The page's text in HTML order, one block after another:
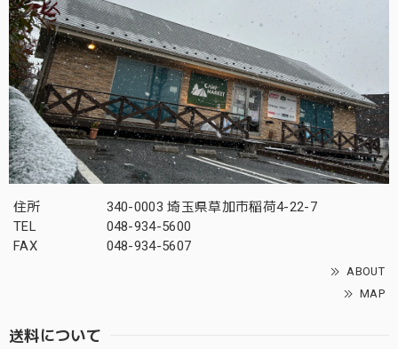
住所
340-0003 埼玉県草加市稲荷4-22-7
TEL
048-934-5600
FAX
048-934-5607
ABOUT
MAP
送料について